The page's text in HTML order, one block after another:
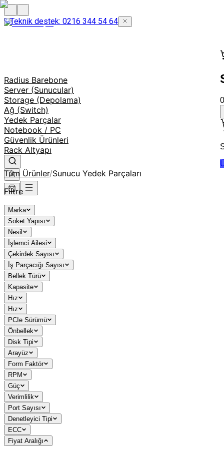
Teknik destek: 0216 344 54 64
Radius Barebone
Server (Sunucular)
Storage (Depolama)
Ağ (Switch)
Yedek Parçalar
Notebook / PC
Güvenlik Ürünleri
Rack Altyapı
0
Tüm Ürünler/Sunucu Yedek Parçaları
Filtre
Marka
Soket Yapısı
Nesil
İşlemci Ailesi
Çekirdek Sayısı
İş Parçacığı Sayısı
Bellek Türü
Kapasite
Hız
Hız
PCIe Sürümü
Önbellek
Disk Tipi
Arayüz
Form Faktör
RPM
Güç
Verimlilik
Port Sayısı
Denetleyici Tipi
ECC
Fiyat Aralığı